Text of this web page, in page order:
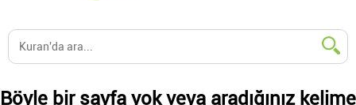
Böyle bir sayfa yok veya aradığınız kelime